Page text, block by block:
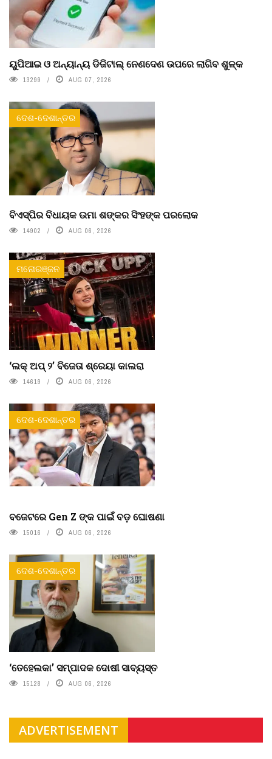
ୟୁପିଆଇ ଓ ଅନ୍ୟାନ୍ୟ ଡିଜିଟାଲ୍ ନେଣଦେଣ ଉପରେ ଲାଗିବ ଶୁଳ୍କ
13299 AUG 07, 2026
ଦେଶ-ଦେଶାନ୍ତର
ବିଏସ୍‌ପିର ବିଧାୟକ ଉମା ଶଙ୍କର ସିଂହଙ୍କ ପରଲୋକ
14902 AUG 06, 2026
ମନୋରଞ୍ଜନ
‘ଲକ୍ ଅପ୍ ୨’ ବିଜେତା ଶ୍ରେୟା କାଲରା
14619 AUG 06, 2026
ଦେଶ-ଦେଶାନ୍ତର
ବଜେଟରେ Gen Z ଙ୍କ ପାଇଁ ବଡ଼ ଘୋଷଣା
15016 AUG 06, 2026
ଦେଶ-ଦେଶାନ୍ତର
‘ତେହେଲକା’ ସମ୍ପାଦକ ଦୋଷୀ ସାବ୍ୟସ୍ତ
15128 AUG 06, 2026
ADVERTISEMENT